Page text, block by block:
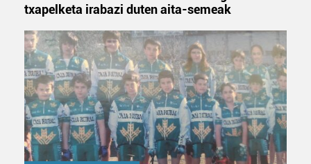
txapelketa irabazi duten aita-semeak